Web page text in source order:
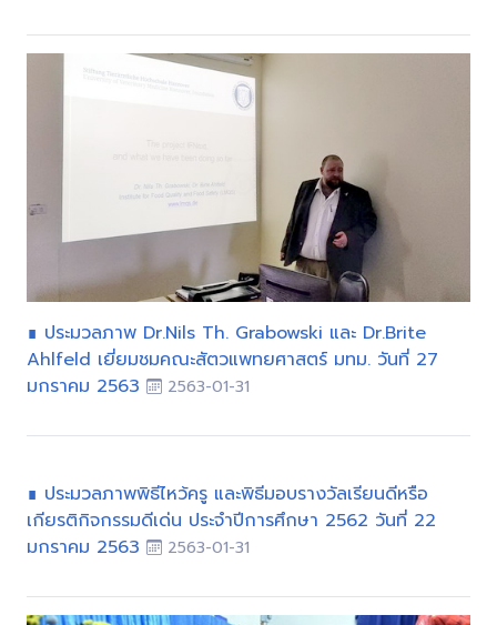
∎ ประมวลภาพ Dr.Nils Th. Grabowski และ Dr.Brite
Ahlfeld เยี่ยมชมคณะสัตวแพทยศาสตร์ มทม. วันที่ 27
มกราคม 2563
2563-01-31
∎ ประมวลภาพพิธีไหว้ครู และพิธีมอบรางวัลเรียนดีหรือ
เกียรติกิจกรรมดีเด่น ประจำปีการศึกษา 2562 วันที่ 22
มกราคม 2563
2563-01-31